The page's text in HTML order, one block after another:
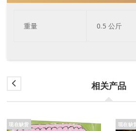
重量 0.5 公斤
相关产品
现在缺货 现在缺